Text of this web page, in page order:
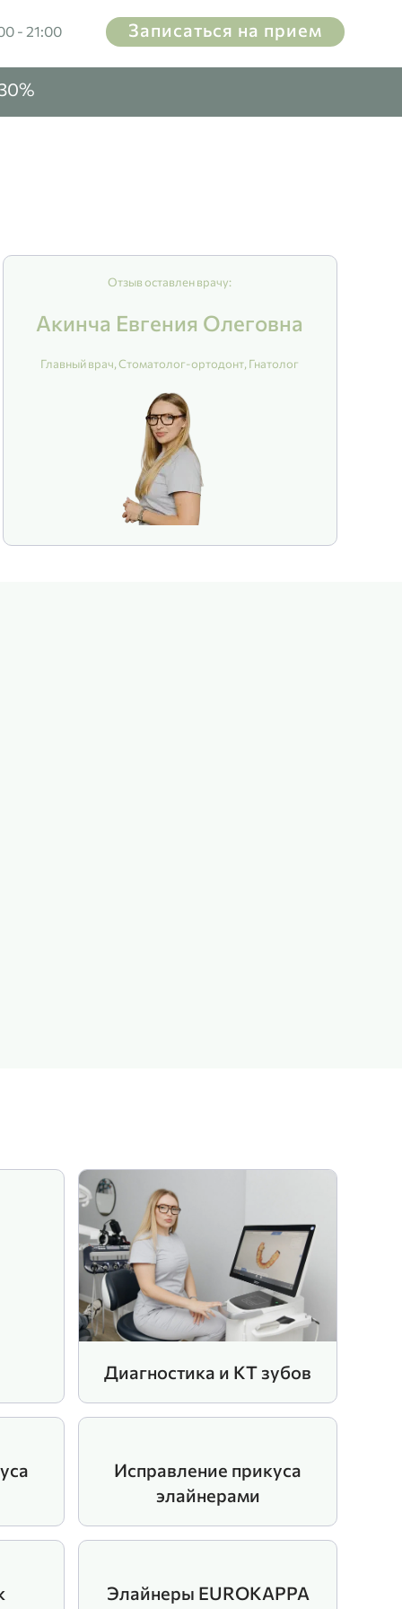
- 21:00 Записаться на прием
Отзыв оставлен врачу:
Акинча Евгения Олеговна
Главный врач, Стоматолог-ортодонт, Гнатолог
Диагностика и КТ зубов
Исправление прикуса
элайнерами
Элайнеры EUROKAPPA